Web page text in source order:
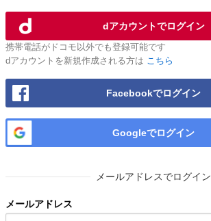
dアカウントでログイン
携帯電話がドコモ以外でも登録可能です
dアカウントを新規作成される方は こちら
Facebookでログイン
Googleでログイン
メールアドレスでログイン
メールアドレス